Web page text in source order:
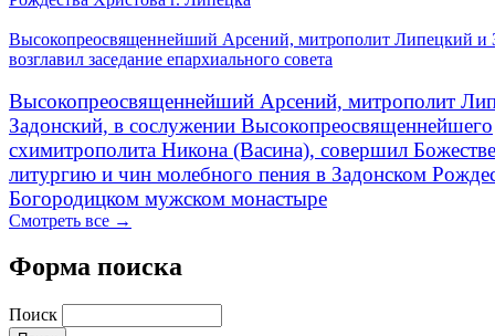
Высокопреосвященнейший Арсений, митрополит Липецкий и
возглавил заседание епархиального совета
Высокопреосвященнейший Арсений, митрополит
Задонский, в сослужении Высокопреосвященнейшего
схимитрополита Никона (Васина), совершил
литургию и чин молебного пения в Задонском
Богородицком мужском монастыре
Смотреть все →
Форма поиска
Поиск